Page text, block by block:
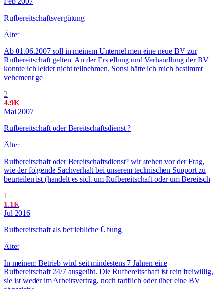
Rufbereitschaftsvergütung
Älter
Ab 01.06.2007 soll in meinem Unternehmen eine neue BV zur
Rufbereitschaft gelten. An der Erstellung und Verhandlung der BV
konnte ich leider nicht teilnehmen. Sonst hätte ich mich bestimmt
vehement ge
2
4.9K
Mai 2007
Rufbereitschaft oder Bereitschaftsdienst ?
Älter
Rufbereitschaft oder Bereitschaftsdienst? wir stehen vor der Frag,
wie der folgende Sachverhalt bei unserem technischen Support zu
beurteilen ist (handelt es sich um Rufbereitschaft oder um Bereitsch
1
1.1K
Jul 2016
Rufbereitschaft als betriebliche Übung
Älter
In meinem Betrieb wird seit mindestens 7 Jahren eine
Rufbereitschaft 24/7 ausgeübt. Die Rufbereitschaft ist rein freiwillig,
sie ist weder im Arbeitsvertrag, noch tariflich oder über eine BV